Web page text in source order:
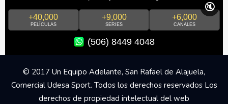
+40,000
PELÍCULAS
+9,000
SERIES
+6,000
CANALES
(506) 8449 4048
🔇
© 2017 Un Equipo Adelante, San Rafael de Alajuela,
Comercial Udesa Sport. Todos los derechos reservados Los
derechos de propiedad intelectual del web